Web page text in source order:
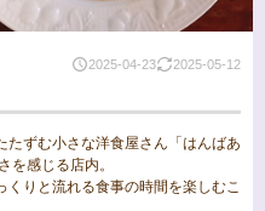
2025-04-23 2025-05-12
ずむ小さな洋食屋さん「はんばあ
を感じる店内。
りと流れる食事の時間を楽しむこ